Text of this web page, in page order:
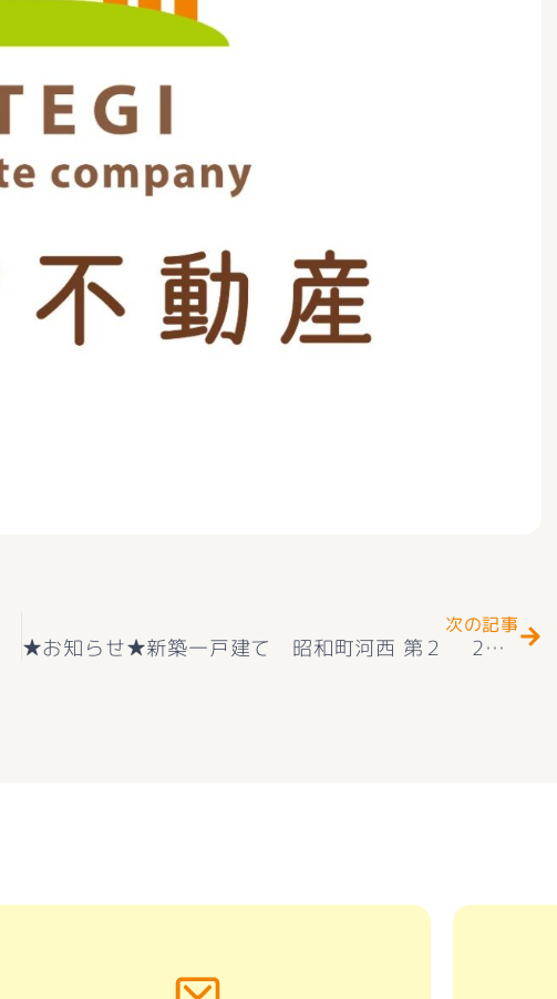
次の記事
★お知らせ★新築一戸建て 昭和町河西 第２ 2階建 ４ＬＤＫ 全6棟 2階建 耐震等級3取得 ＋住宅性能評価付 オール電化（IH＋エコキュート） 好評販売中(^^♪